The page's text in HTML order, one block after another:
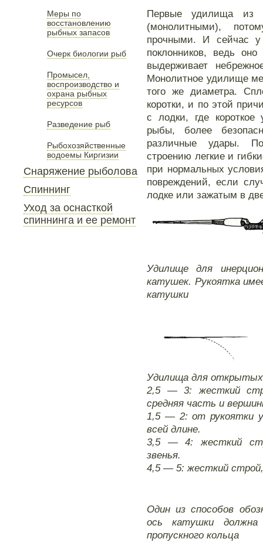
Меры по
восстановлению
рыбных запасов
Очерк биологии рыб
Промысел,
воспроизводство и
охрана рыбных
ресурсов
Разведение рыб
Рыбохозяйственные
водоемы Киргизии
Снаряжение рыболова
Спиннинг
Уход за оснасткой
спиннинга и ее ремонт
Первые удилища из
(монолитными),
прочными. И сейчас
поклонников, ведь
выдерживает
Монолитное удилище
того же диаметра.
коротки, и по этой
с лодки, где
рыбы, более
различные удары.
строению легкие и
при нормальных
повреждений, если
лодке или зажатым в
Удилище для
катушек. Рукоятка
катушки
Удилища для
2,5 — 3: жесткий
средняя часть и
1,5 — 2: от рукоятки
всей длине.
3,5 — 4: жесткий
звенья.
4,5 — 5: жесткий
Один из способов
ось катушки должна
пропускного кольца